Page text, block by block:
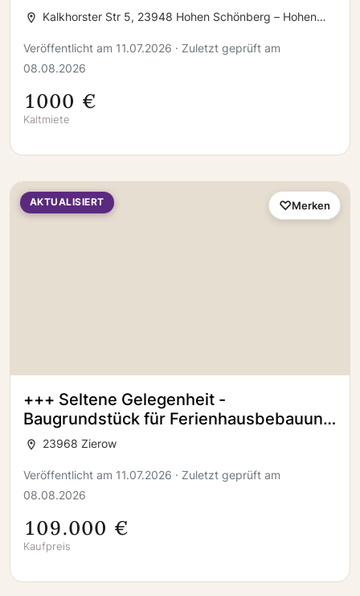
Kalkhorster Str 5, 23948 Hohen Schönberg – Hohen
Veröffentlicht am 11.07.2026 · Zuletzt geprüft am
08.08.2026
1000 €
Kaltmiete
AKTUALISIERT
+++ Seltene Gelegenheit -
Baugrundstück für Ferienhausbebauung
in bester Lage in Zierow +++
23968 Zierow
Veröffentlicht am 11.07.2026 · Zuletzt geprüft am
08.08.2026
109.000 €
Kaufpreis
Merken